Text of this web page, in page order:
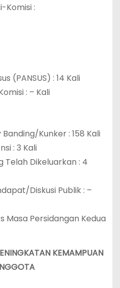
Komisi :
(PANSUS) : 14 Kali
: – Kali
Kunker : 158 Kali
: 3 Kali
Telah Dikeluarkan : 4
Diskusi Publik : –
Masa Persidangan Kedua
KEMAMPUAN